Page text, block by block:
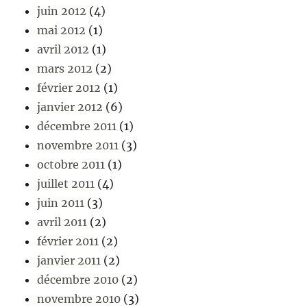
juin 2012 (4)
mai 2012 (1)
avril 2012 (1)
mars 2012 (2)
février 2012 (1)
janvier 2012 (6)
décembre 2011 (1)
novembre 2011 (3)
octobre 2011 (1)
juillet 2011 (4)
juin 2011 (3)
avril 2011 (2)
février 2011 (2)
janvier 2011 (2)
décembre 2010 (2)
novembre 2010 (3)